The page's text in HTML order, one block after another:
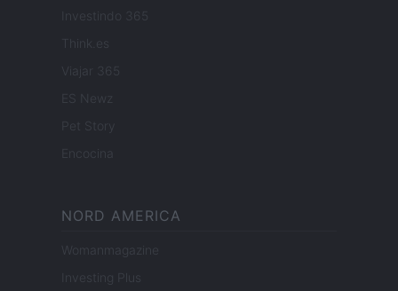
Investindo 365
Think.es
Viajar 365
ES Newz
Pet Story
Encocina
NORD AMERICA
Womanmagazine
Investing Plus